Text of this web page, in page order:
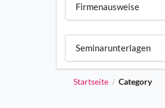
Firmenausweise
Seminarunterlagen
Startseite / Category